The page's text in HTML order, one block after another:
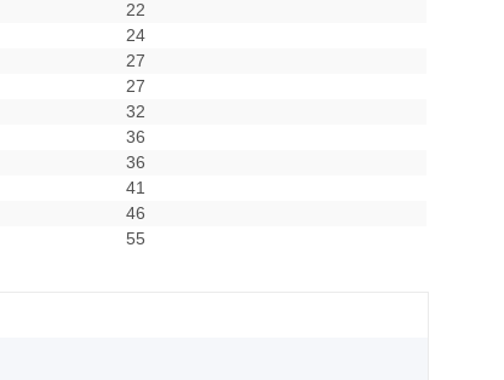
22
24
27
27
32
36
36
41
46
55